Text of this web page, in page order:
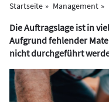
Startseite Management
Die Auftragslage ist in
Aufgrund fehlender
nicht durchgeführt